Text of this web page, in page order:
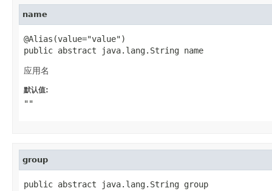
name
@Alias(value="value")
public abstract java.lang.String name
应用名
默认值:
""
group
public abstract java.lang.String group